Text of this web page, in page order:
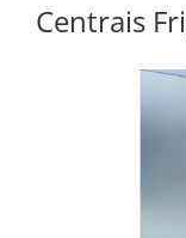
Centrais